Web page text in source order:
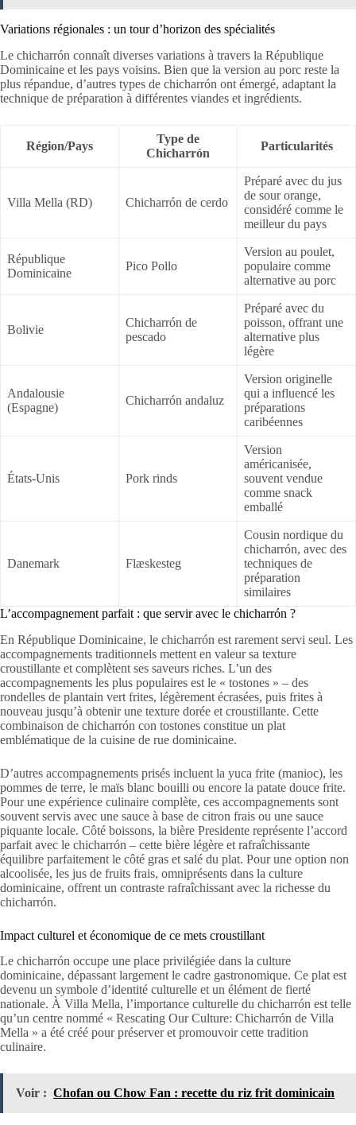
Variations régionales : un tour d’horizon des spécialités
Le chicharrón connaît diverses variations à travers la République
Dominicaine et les pays voisins. Bien que la version au porc reste la
plus répandue, d’autres types de chicharrón ont émergé, adaptant la
technique de préparation à différentes viandes et ingrédients.
Région/Pays
Type de
Chicharrón
Particularités
Villa Mella (RD) Chicharrón de cerdo
Préparé avec du jus
de sour orange,
considéré comme le
meilleur du pays
République
Dominicaine
Pico Pollo
Version au poulet,
populaire comme
alternative au porc
Bolivie
Chicharrón de
pescado
Préparé avec du
poisson, offrant une
alternative plus
légère
Andalousie
(Espagne)
Chicharrón andaluz
Version originelle
qui a influencé les
préparations
caribéennes
États-Unis Pork rinds
Version
américanisée,
souvent vendue
comme snack
emballé
Danemark Flæskesteg
Cousin nordique du
chicharrón, avec des
techniques de
préparation
similaires
L’accompagnement parfait : que servir avec le chicharrón ?
En République Dominicaine, le chicharrón est rarement servi seul. Les
accompagnements traditionnels mettent en valeur sa texture
croustillante et complètent ses saveurs riches. L’un des
accompagnements les plus populaires est le « tostones » – des
rondelles de plantain vert frites, légèrement écrasées, puis frites à
nouveau jusqu’à obtenir une texture dorée et croustillante. Cette
combinaison de chicharrón con tostones constitue un plat
emblématique de la cuisine de rue dominicaine.
D’autres accompagnements prisés incluent la yuca frite (manioc), les
pommes de terre, le maïs blanc bouilli ou encore la patate douce frite.
Pour une expérience culinaire complète, ces accompagnements sont
souvent servis avec une sauce à base de citron frais ou une sauce
piquante locale. Côté boissons, la bière Presidente représente l’accord
parfait avec le chicharrón – cette bière légère et rafraîchissante
équilibre parfaitement le côté gras et salé du plat. Pour une option non
alcoolisée, les jus de fruits frais, omniprésents dans la culture
dominicaine, offrent un contraste rafraîchissant avec la richesse du
chicharrón.
Impact culturel et économique de ce mets croustillant
Le chicharrón occupe une place privilégiée dans la culture
dominicaine, dépassant largement le cadre gastronomique. Ce plat est
devenu un symbole d’identité culturelle et un élément de fierté
nationale. À Villa Mella, l’importance culturelle du chicharrón est telle
qu’un centre nommé « Rescating Our Culture: Chicharrón de Villa
Mella » a été créé pour préserver et promouvoir cette tradition
culinaire.
Voir : Chofan ou Chow Fan : recette du riz frit dominicain